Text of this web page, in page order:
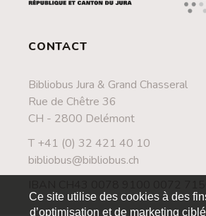
CONTACT
Bibliobus Jura & Grand Chasseral
Rue de Chêtre 36
CH - 2800 Delémont
T +41 (0) 32 421 40 10
bibliobus@bibliobus.ch
Ce site utilise des cookies à des
d’optimisation et de marketing